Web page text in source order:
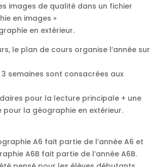
images de qualité dans un fichier
en images »
en extérieur.
le plan de cours organise l’année sur
semaines sont consacrées aux
pour la lecture principale + une
la géographie en extérieur.
A6 fait partie de l’année A6 et
A6B fait partie de l’année A6B.